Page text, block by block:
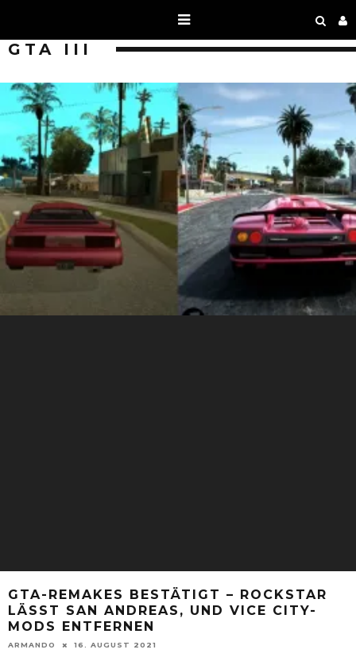
GTA III
GTA-REMAKES BESTÄTIGT – ROCKSTAR
LÄSST SAN ANDREAS, UND VICE CITY-
MODS ENTFERNEN
ARMANDO 16. AUGUST 2021